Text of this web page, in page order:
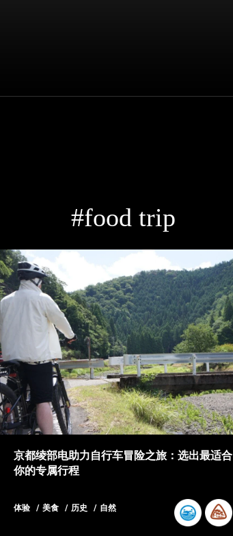
#food trip
京都绫部电助力自行车冒险之旅：选出最适合
你的专属行程
体验 美食 历史 自然